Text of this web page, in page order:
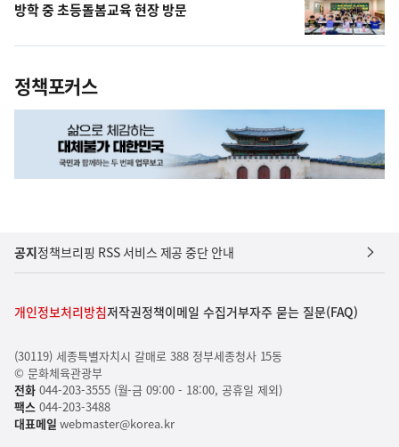
방학 중 초등돌봄교육 현장 방문
정책포커스
공지정책브리핑 RSS 서비스 제공 중단 안내
개인정보처리방침저작권정책이메일 수집거부자주 묻는 질문(FAQ)
(30119) 세종특별자치시 갈매로 388 정부세종청사 15동
© 문화체육관광부
전화044-203-3555 (월-금 09:00 - 18:00, 공휴일 제외)
팩스044-203-3488
대표메일 webmaster@korea.kr